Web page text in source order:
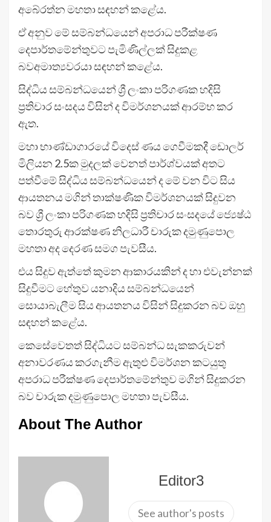
අබේරත්න මහතා සඳහන් කළේය.
ඒ අනුව මේ සම්බන්ධයෙන් අපරාධ පරීක්ෂණ
දෙපාර්තමේන්තුවට පැමිණිල්ලක් සිදුකළ
බවඅමාත්‍යවරයා සඳහන් කළේය.
සිද්ධිය සම්බන්ධයෙන් ශ්‍රී ලංකා පරිගණක හදිසි
ප්‍රතිචාර සංසදය විසින් ද විමර්ශනයක් ආරම්භ කර
ඇත.
මහා භාණ්ඩාගාරයේ විදෙස් ණය ගෙවීමකදී ඩොලර්
මිලියන 2.5ක මුදලක් වෙනත් පාර්ශ්වයක් අතට
පත්වීමේ සිද්ධිය සම්බන්ධයෙන් ද මේ වන විට සිය
ආයතනය මගින් තාක්ෂණික විමර්ශනයක් සිදුවන
බව ශ්‍රී ලංකා පරිගණක හදිසි ප්‍රතිචාර සංසදයේ ජ්‍යෙෂ්ඨ
තොරතුරු ආරක්ෂණ නිලධාරී චාරුක දමුණුපොල
මහතා අද දෙරණ සමග පැවසීය.
එය සිදුව ඇත්තේ කුමන ආකාරයකින් ද හා එවැන්නක්
සිදුවීමට හේතුව යනාදිය සම්බන්ධයෙන්
සොයාබැලීම සිය ආයතනය විසින් සිදුකරන බව ඔහු
සඳහන් කළේය.
කෙසේවෙතත් සිද්ධියට සම්බන්ධ සැකකරුවන්
අනාවරණය කරගැනීම ඇතුළු විමර්ශන කටයුතු
අපරාධ පරීක්ෂණ දෙපාර්තමේන්තුව මගින් සිදුකරන
බව චාරුක දමුණුපොල මහතා පැවසීය.
About The Author
Editor3
See author's posts